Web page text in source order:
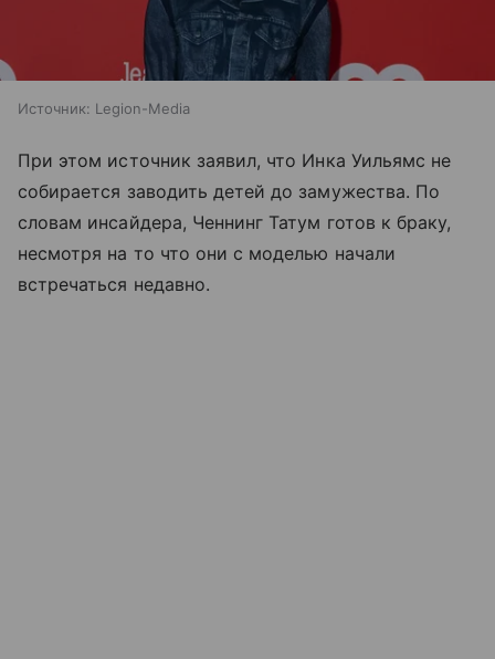
Источник: Legion-Media
При этом источник заявил, что Инка Уильямс не
собирается заводить детей до замужества. По
словам инсайдера, Ченнинг Татум готов к браку,
несмотря на то что они с моделью начали
встречаться недавно.